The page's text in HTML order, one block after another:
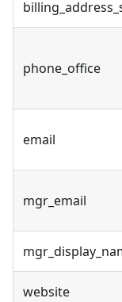
phone_office
email
mgr_email
website